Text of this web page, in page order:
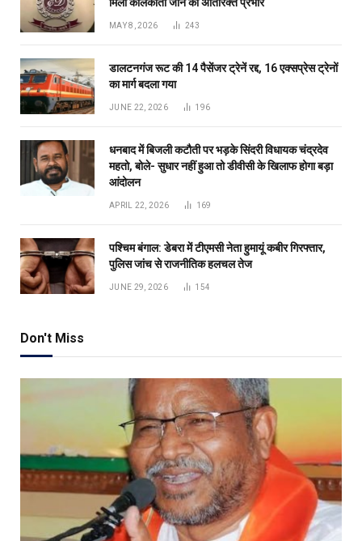
MAY 8, 2026 243
डालटनगंज रूट की 14 पैसेंजर ट्रेनें रद्द, 16 एक्सप्रेस ट्रेनों
का मार्ग बदला गया
JUNE 22, 2026 196
धनबाद में बिजली कटौती पर भड़के सिंदरी विधायक चंद्रदेव
महतो, बोले- सुधार नहीं हुआ तो डीवीसी के खिलाफ होगा बड़ा
आंदोलन
APRIL 22, 2026 169
पश्चिम बंगाल: डेबरा में टीएमसी नेता हुमायूं कबीर गिरफ्तार,
पुलिस जांच से राजनीतिक हलचल तेज
JUNE 29, 2026 154
Don't Miss